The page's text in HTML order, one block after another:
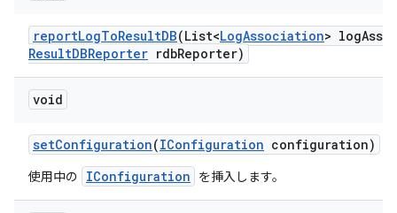
reportLogToResultDB(List<LogAssociation> log
ResultDBReporter rdbReporter)
void
setConfiguration(IConfiguration configuration)
使用中の IConfiguration を挿入します。